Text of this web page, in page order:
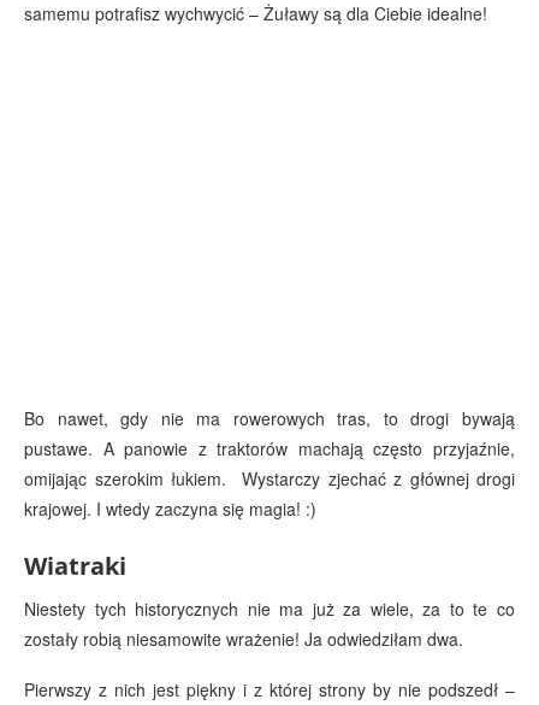
samemu potrafisz wychwycić – Żuławy są dla Ciebie idealne!
Bo nawet, gdy nie ma rowerowych tras, to drogi bywają
pustawe. A panowie z traktorów machają często przyjaźnie,
omijając szerokim łukiem. Wystarczy zjechać z głównej drogi
krajowej. I wtedy zaczyna się magia! :)
Wiatraki
Niestety tych historycznych nie ma już za wiele, za to te co
zostały robią niesamowite wrażenie! Ja odwiedziłam dwa.
Pierwszy z nich jest piękny i z której strony by nie podszedł –